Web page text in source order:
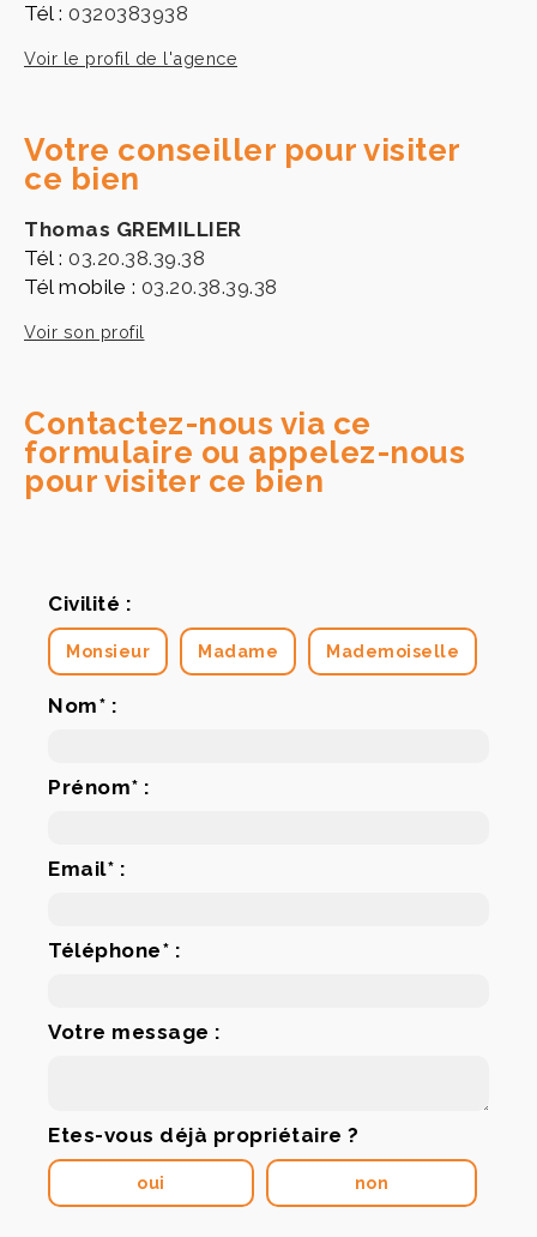
Tél : 0320383938
Voir le profil de l'agence
Votre conseiller pour visiter
ce bien
Thomas GREMILLIER
Tél : 03.20.38.39.38
Tél mobile : 03.20.38.39.38
Voir son profil
Contactez-nous via ce
formulaire ou appelez-nous
pour visiter ce bien
Civilité :
Monsieur Madame Mademoiselle
Nom* :
Prénom* :
Email* :
Téléphone* :
Votre message :
Etes-vous déjà propriétaire ?
oui non